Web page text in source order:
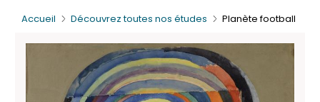
Accueil Découvrez toutes nos études Planète football